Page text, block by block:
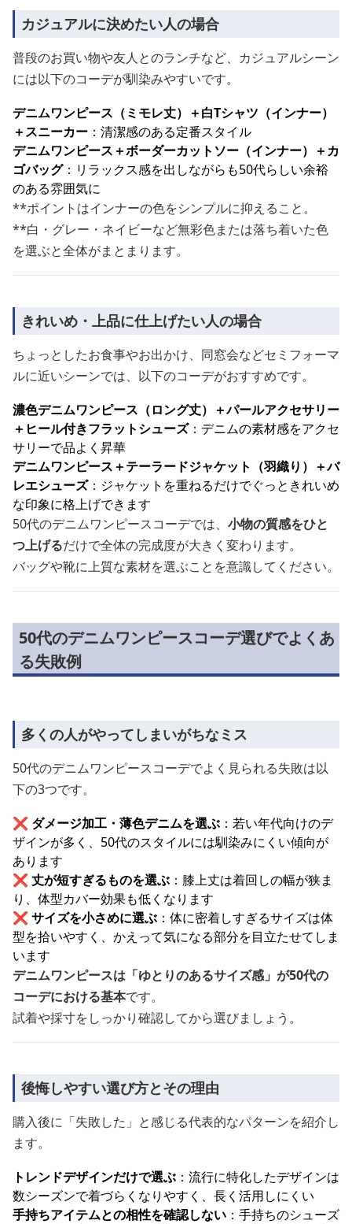
カジュアルに決めたい人の場合
普段のお買い物や友人とのランチなど、カジュアルシーン
には以下のコーデが馴染みやすいです。
デニムワンピース（ミモレ丈）＋白Tシャツ（インナー）
＋スニーカー ：清潔感のある定番スタイル
デニムワンピース＋ボーダーカットソー（インナー）＋カ
ゴバッグ：リラックス感を出しながらも50代らしい余裕
のある雰囲気に
**ポイントはインナーの色をシンプルに抑えること。
**白・グレー・ネイビーなど無彩色または落ち着いた色
を選ぶと全体がまとまります。
きれいめ・上品に仕上げたい人の場合
ちょっとしたお食事やお出かけ、同窓会などセミフォーマ
ルに近いシーンでは、以下のコーデがおすすめです。
濃色デニムワンピース（ロング丈）＋パールアクセサリー
＋ヒール付きフラットシューズ：デニムの素材感をアクセ
サリーで品よく昇華
デニムワンピース＋テーラードジャケット（羽織り）＋バ
レエシューズ：ジャケットを重ねるだけでぐっときれいめ
な印象に格上げできます
50代のデニムワンピースコーデでは、 小物の質感をひと
つ上げるだけで全体の完成度が大きく変わります。
バッグや靴に上質な素材を選ぶことを意識してください。
50代のデニムワンピースコーデ選びでよくあ
る失敗例
多くの人がやってしまいがちなミス
50代のデニムワンピースコーデでよく見られる失敗は以
下の3つです。
❌ ダメージ加工・薄色デニムを選ぶ ：若い年代向けのデ
ザインが多く、50代のスタイルには馴染みにくい傾向が
あります
❌ 丈が短すぎるものを選ぶ ：膝上丈は着回しの幅が狭ま
り、体型カバー効果も低くなります
❌ サイズを小さめに選ぶ ：体に密着しすぎるサイズは体
型を拾いやすく、かえって気になる部分を目立たせてしま
います
デニムワンピースは「ゆとりのあるサイズ感」が50代の
コーデにおける基本です。
試着や採寸をしっかり確認してから選びましょう。
後悔しやすい選び方とその理由
購入後に「失敗した」と感じる代表的なパターンを紹介し
ます。
トレンドデザインだけで選ぶ ：流行に特化したデザインは
数シーズンで着づらくなりやすく、長く活用しにくい
手持ちアイテムとの相性を確認しない ：手持ちのシューズ